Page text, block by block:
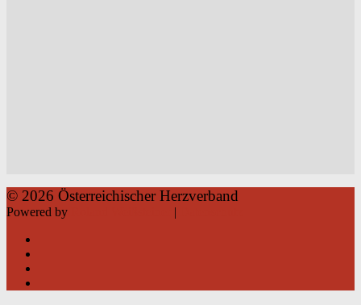
© 2026 Österreichischer Herzverband
Powered by |